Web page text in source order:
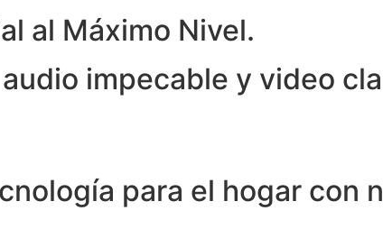
al Máximo Nivel.
impecable y video
para el hogar con